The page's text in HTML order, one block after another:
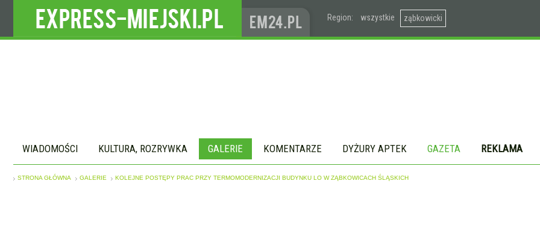
Region: wszystkie ząbkowicki
WIADOMOŚCI KULTURA, ROZRYWKA GALERIE KOMENTARZE DYŻURY APTEK GAZETA REKLAMA
STRONA GŁÓWNA GALERIE KOLEJNE POSTĘPY PRAC PRZY TERMOMODERNIZACJI BUDYNKU LO W ZĄBKOWICACH ŚLĄSKICH